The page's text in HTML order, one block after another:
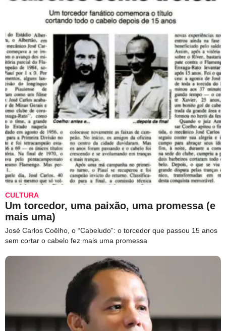
CULTURA
Um torcedor, uma paixão, uma promessa (e
mais uma)
José Carlos Coêlho, o “Cabeludo”: o torcedor que passou 15 anos
sem cortar o cabelo fez mais uma promessa